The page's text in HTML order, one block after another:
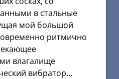
в стальные
мой большой
ритмично
влагалище
вибратор…